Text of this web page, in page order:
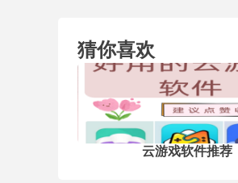
画x13.0.0数
入画笔尺寸
手动滑块微
供手写笔工
映射，一键
具。
猜你喜欢
云游戏软件推荐